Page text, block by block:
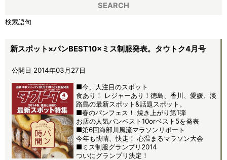
新スポット×パンBEST10×ミス制服発表。タウトク4月号
公開日 2014年03月27日
■今、大注目のスポット
食あり！ レジャーあり！徳島、香川、愛媛、淡
路島の最新スポット&話題スポット。
■春のパンフェス！ 焼き上がり第1弾
お店の人気パンベスト10orベスト5を発表
■第6回海部川風流マラソンリポート
今年も快晴、快走！ 心温まるマラソン大会
■ミス制服グランプリ2014
ついにグランプリ決定！
SEARCH
検索語句